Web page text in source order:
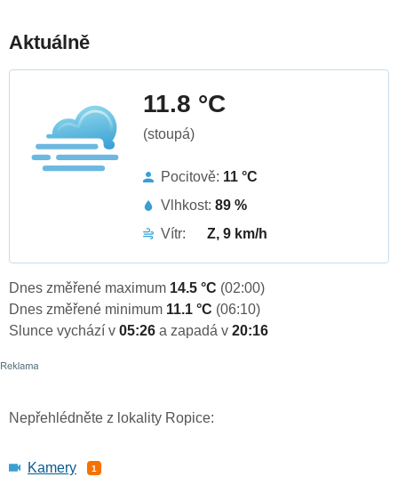
Aktuálně
11.8 °C
(stoupá)
Pocitově: 11 °C
Vlhkost: 89 %
Vítr:
Z, 9 km/h
Dnes změřené maximum 14.5 °C (02:00)
Dnes změřené minimum 11.1 °C (06:10)
Slunce vychází v 05:26 a zapadá v 20:16
Nepřehlédněte z lokality Ropice:
Kamery 1